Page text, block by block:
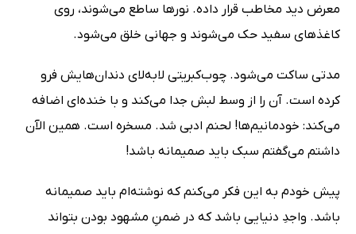
معرض دید مخاطب قرار داده. نورها ساطع می‌شوند، روی
کاغذهای سفید حک می‌شوند و جهانی خلق می‌شود.
مدتی ساکت می‌شود. چوب‌کبریتی لابه‌لای دندان‌هایش فرو
کرده است. آن را از وسط لبش جدا می‌کند و با خنده‌ای اضافه
می‌کند: خودمانیم‌ها! لحنم ادبی شد. مسخره است. همین الآن
داشتم می‌گفتم سبک باید صمیمانه باشد!
پیش خودم به این فکر می‌کنم که نوشته‌ام باید صمیمانه
باشد. واجدِ دنیایی باشد که در ضمنِ مشهود بودن بتواند